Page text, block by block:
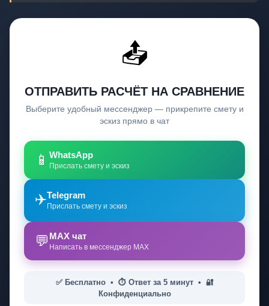
📤
ОТПРАВИТЬ РАСЧЁТ НА СРАВНЕНИЕ
Выберите удобный мессенджер — прикрепите смету и
эскиз прямо в чат
📱 WhatsApp
Прислать смету и эскиз
✈️Telegram
Прислать смету и эскиз
💬 MAX чат
Написать в мессенджер MAX
✅ Бесплатно • ⏱️ Ответ за 5 минут • 🔐
Конфиденциально